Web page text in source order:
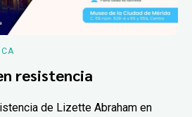
resistencia
de Lizette Abraham en